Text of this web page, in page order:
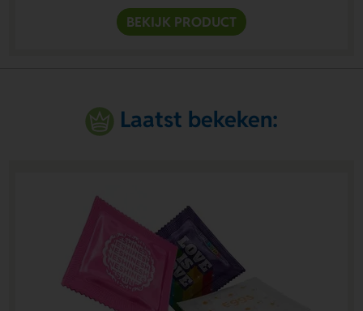
BEKIJK PRODUCT
Laatst bekeken: